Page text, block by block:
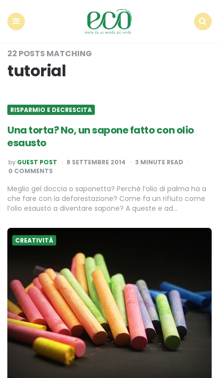
22 POSTS MATCHING
tutorial
RISPARMIO E DECRESCITA
Una torta? No, un sapone fatto con olio
esausto
POSTED
BY
by GUEST POST 8 SETTEMBRE 2014 3 MINUTE READ
0 COMMENTS
Meglio gel doccia o saponetta? Perché l’olio di palma ha a
che fare con la deforestazione? Come fa un rifiuto come
l’olio esausto a diventare sapone? A queste e ad…
CREATIVITÀ